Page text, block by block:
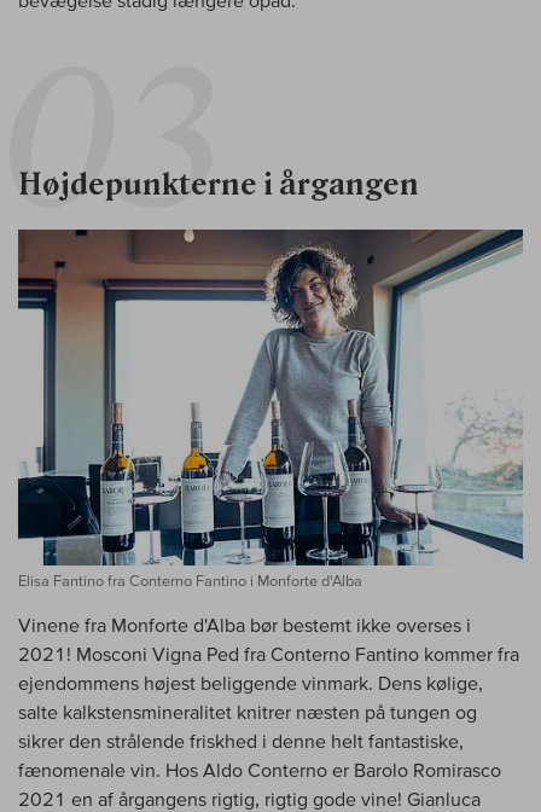
Højdepunkterne i årgangen
Elisa Fantino fra Conterno Fantino i Monforte d'Alba
Vinene fra Monforte d'Alba bør bestemt ikke overses i
2021! Mosconi Vigna Ped fra Conterno Fantino kommer fra
ejendommens højest beliggende vinmark. Dens kølige,
salte kalkstensmineralitet knitrer næsten på tungen og
sikrer den strålende friskhed i denne helt fantastiske,
fænomenale vin. Hos Aldo Conterno er Barolo Romirasco
2021 en af årgangens rigtig, rigtig gode vine! Gianluca